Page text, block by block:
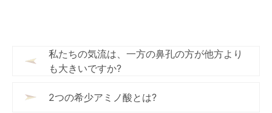
私たちの気流は、一方の鼻孔の方が他方より
も大きいですか?
2つの希少アミノ酸とは?